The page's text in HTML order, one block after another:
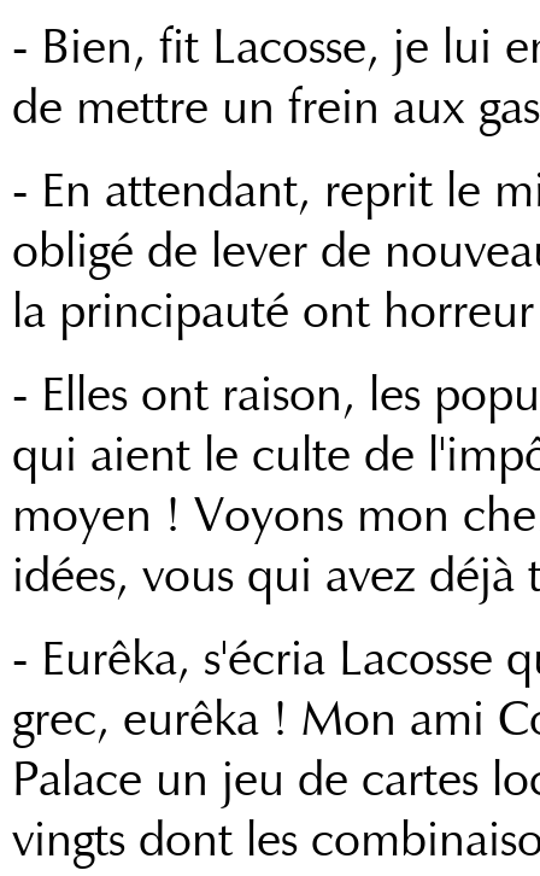
- Bien, fit Lacosse, je lui
de mettre un frein aux
- En attendant, reprit le
obligé de lever de
la principauté ont
- Elles ont raison, les
qui aient le culte de
moyen ! Voyons mon
idées, vous qui avez
- Eurêka, s'écria Lacosse
grec, eurêka ! Mon ami
Palace un jeu de cartes
vingts dont les